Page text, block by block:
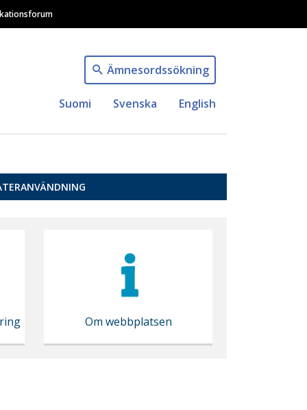
Ämnesordssökning
Suomi Svenska English
Om webbplatsen